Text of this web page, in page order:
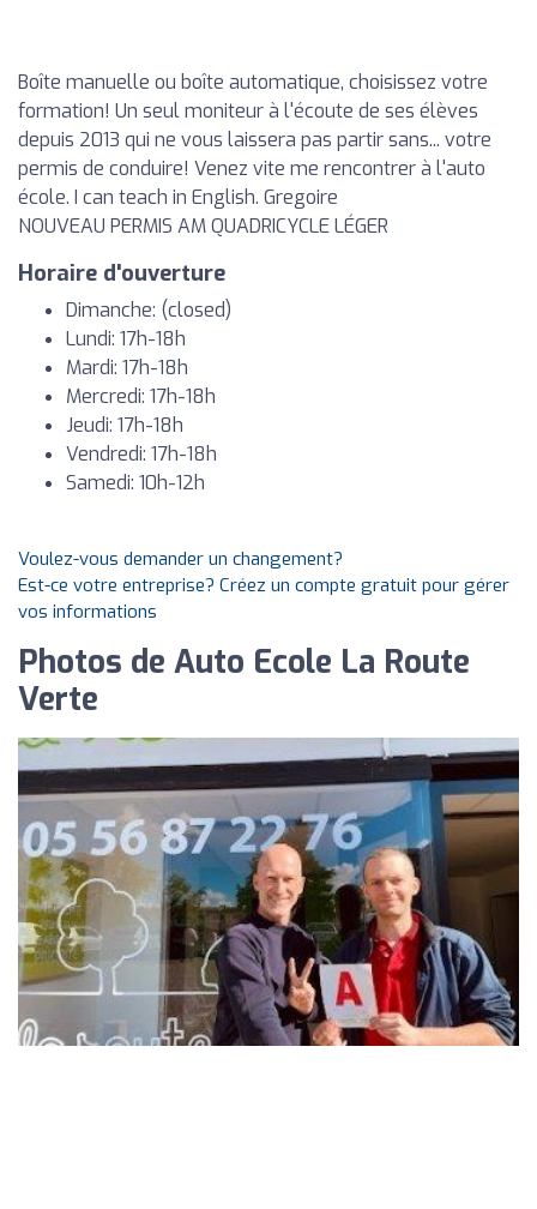
Boîte manuelle ou boîte automatique, choisissez votre
formation! Un seul moniteur à l'écoute de ses élèves
depuis 2013 qui ne vous laissera pas partir sans... votre
permis de conduire! Venez vite me rencontrer à l'auto
école. I can teach in English. Gregoire
NOUVEAU PERMIS AM QUADRICYCLE LÉGER
Horaire d'ouverture
Dimanche: (closed)
Lundi: 17h-18h
Mardi: 17h-18h
Mercredi: 17h-18h
Jeudi: 17h-18h
Vendredi: 17h-18h
Samedi: 10h-12h
Voulez-vous demander un changement?
Est-ce votre entreprise? Créez un compte gratuit pour gérer
vos informations
Photos de Auto Ecole La Route
Verte